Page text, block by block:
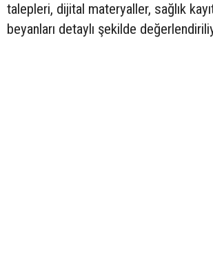
talepleri, dijital materyaller, sağlık
beyanları detaylı şekilde